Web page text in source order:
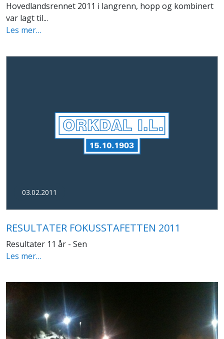
Hovedlandsrennet 2011 i langrenn, hopp og kombinert
var lagt til...
Les mer…
03.02.2011
RESULTATER FOKUSSTAFETTEN 2011
Resultater 11 år - Sen
Les mer…